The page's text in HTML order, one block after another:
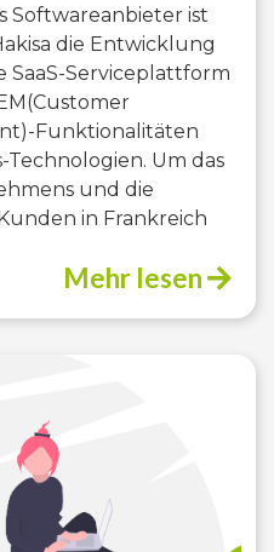
Softwareanbieter ist
die Entwicklung
SaaS-Serviceplattform
Funktionalitäten
Um das
und die
in Frankreich
Mehr lesen